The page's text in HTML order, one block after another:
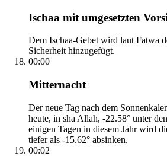
Ischaa mit umgesetzten
Dem Ischaa-Gebet wird laut Fatwa
Sicherheit hinzugefügt.
00:00
Mitternacht
Der neue Tag nach dem
heute, in sha Allah, -22.58° unter
einigen Tagen in diesem Jahr wird
tiefer als -15.62° absinken.
00:02